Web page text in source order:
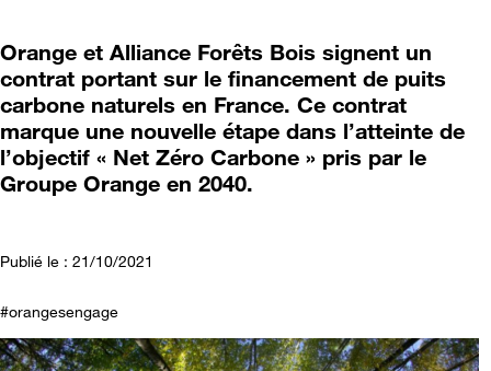
Orange et Alliance Forêts Bois signent un
contrat portant sur le financement de puits
carbone naturels en France. Ce contrat
marque une nouvelle étape dans l’atteinte de
l’objectif « Net Zéro Carbone » pris par le
Groupe Orange en 2040.
Publié le : 21/10/2021
#orangesengage